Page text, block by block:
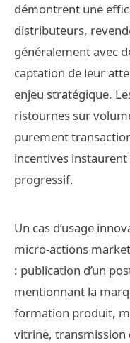
démontrent une
distributeurs,
généralement avec
captation de leur
enjeu stratégique.
ristournes sur
purement
incentives
progressif.
Un cas d’usage
micro-actions
: publication d’un
mentionnant la
formation produit,
vitrine, transmission